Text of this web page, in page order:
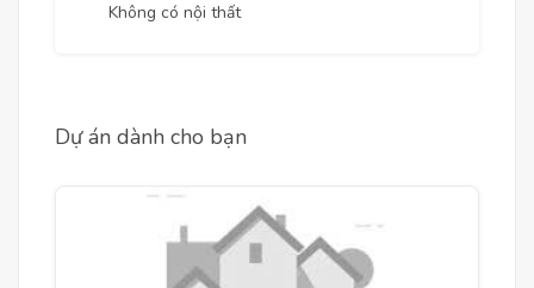
Không có nội thất
Dự án dành cho bạn